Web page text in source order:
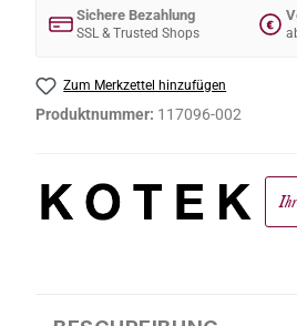
Sichere Bezahlung
SSL & Trusted Shops
€
Zum Merkzettel hinzufügen
Produktnummer: 117096-002